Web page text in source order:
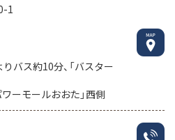
1
バス約10分、「バスター
ーモールおおた」西側